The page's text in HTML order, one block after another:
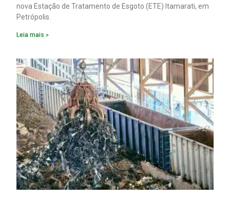
nova Estação de Tratamento de Esgoto (ETE) Itamarati, em
Petrópolis.
Leia mais »